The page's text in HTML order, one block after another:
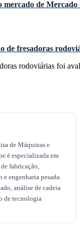
de Mercado
de fresadoras
rodoviárias foi
de Máquinas e
é especializada em
fabricação,
e engenharia pesada.
análise de cadeia
de tecnologia